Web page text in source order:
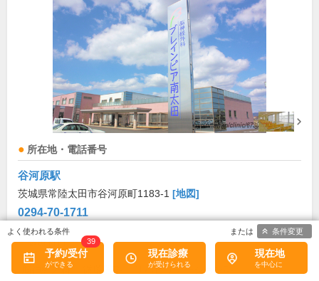
所在地・電話番号
谷河原駅
茨城県常陸太田市谷河原町1183-1 [地図]
0294-70-1711
診療科目
脳神経外科 循環器科 リハビリテーション科
予約/受付
39
現在診療 現在地
条件変更